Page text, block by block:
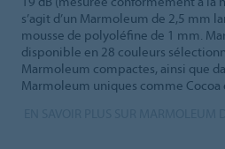
s’agit d’un Marmoleum de 2,5 mm
mousse de polyoléfine de 1 mm.
disponible en 28 couleurs
Marmoleum compactes, ainsi que
Marmoleum uniques comme Cocoa